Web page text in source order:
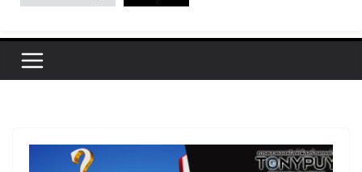
เปิดพื้นที่การเรียนรู้และพร้อมแบ่งปันของผม